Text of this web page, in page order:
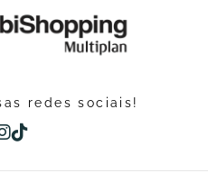
redes sociais!